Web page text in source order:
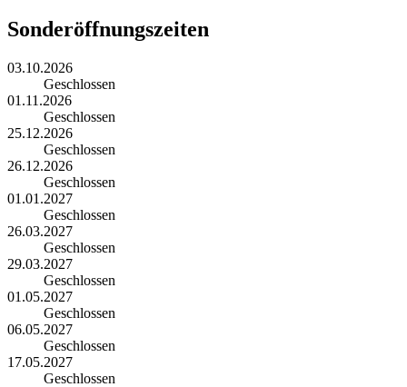
Sonderöffnungszeiten
03.10.2026
Geschlossen
01.11.2026
Geschlossen
25.12.2026
Geschlossen
26.12.2026
Geschlossen
01.01.2027
Geschlossen
26.03.2027
Geschlossen
29.03.2027
Geschlossen
01.05.2027
Geschlossen
06.05.2027
Geschlossen
17.05.2027
Geschlossen